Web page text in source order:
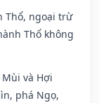
Thổ, ngoại trừ
Thổ không
và Hợi
phá Ngọ,